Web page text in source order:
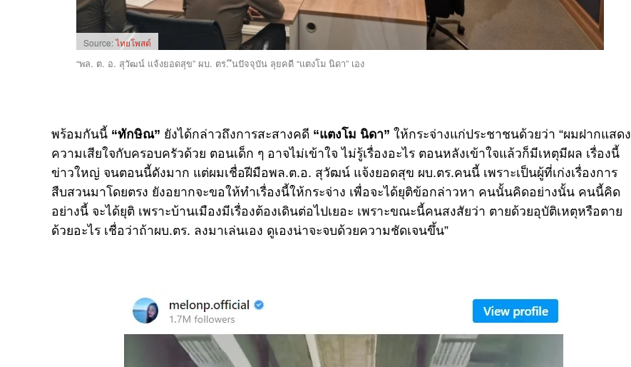
Source:ไทยโพสต์
“พล. ต. อ. สุวัฒน์ แจ้งยอดสุข” ผบ. ตร. ึนปัจจุบัน ลุยคดี “แตงโม นิดา” เอง
พร้อมกันนี้ “ทักษิณ” ยังได้กล่าวถึงการสะสางคดี “แตงโม นิดา” ให้กระจ่างแก่ประชาชนด้วยว่า “ผมฝากแสดง
ความเสียใจกับครอบครัวด้วย ตอนเด็ก ๆ อาจไม่เข้าใจ ไม่รู้เรื่องอะไร ตอนหลังเข้าใจแล้วก็มีเหตุมีผล เรื่องนี้
ข่าวใหญ่ จนตอนนี้ดังมาก แต่ผมเชื่อฝีมือพล.ต.อ. สุวัฒน์ แจ้งยอดสุข ผบ.ตร.คนนี้ เพราะเป็นผู้ที่เก่งเรื่องการ
สืบสวนมาโดยตรง ยังอยากจะขอให้ทำเรื่องนี้ให้กระจ่าง เพื่อจะได้ยุติข้อกล่าวหา คนนั้นคิดอย่างนั้น คนนี้คิด
อย่างนี้ จะได้ยุติ เพราะบ้านเมืองมีเรื่องต้องเดินต่อไปเยอะ เพราะขณะนี้คนสงสัยว่า ตายด้วยอุบัติเหตุหรือตาย
ด้วยอะไร เชื่อว่าถ้าผบ.ตร. ลงมาเล่นเอง ดูเองน่าจะจบด้วยความชัดเจนขึ้น”